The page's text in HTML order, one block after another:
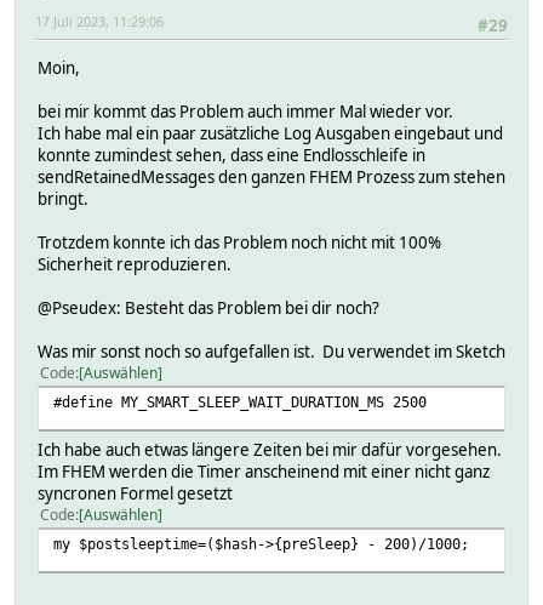
# gets:
# readingMappings:
# 17:
# name pv_power
# 18:
# name pv_energy
# 38:
# 39:
# name pv_current
# 0:
# 17:
# name batt_power
# 3:
# 38:
# name batt_voltage
# 39:
# name batt_current
# 3:
# 17:
# name load_power
#29
17 Juli 2023, 11:29:06
Moin,
bei mir kommt das Problem auch immer Mal wieder vor.
Ich habe mal ein paar zusätzliche Log Ausgaben eingebaut und
konnte zumindest sehen, dass eine Endlosschleife in
sendRetainedMessages den ganzen FHEM Prozess zum stehen
bringt.
Trotzdem konnte ich das Problem noch nicht mit 100%
Sicherheit reproduzieren.
@Pseudex: Besteht das Problem bei dir noch?
Was mir sonst noch so aufgefallen ist. Du verwendet im Sketch
Code Auswählen
#define MY_SMART_SLEEP_WAIT_DURATION_MS 2500
Ich habe auch etwas längere Zeiten bei mir dafür vorgesehen.
Im FHEM werden die Timer anscheinend mit einer nicht ganz
syncronen Formel gesetzt
Code Auswählen
my $postsleeptime=($hash->{preSleep} - 200)/1000;